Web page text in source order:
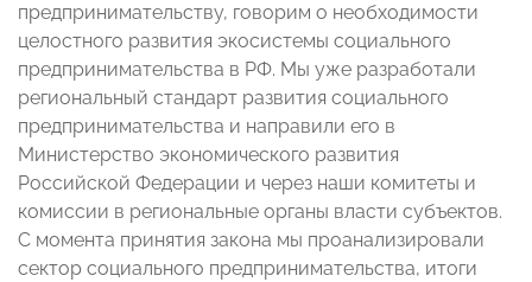
предпринимательству, говорим о необходимости
целостного развития экосистемы социального
предпринимательства в РФ. Мы уже разработали
региональный стандарт развития социального
предпринимательства и направили его в
Министерство экономического развития
Российской Федерации и через наши комитеты и
комиссии в региональные органы власти субъектов.
С момента принятия закона мы проанализировали
сектор социального предпринимательства, итоги